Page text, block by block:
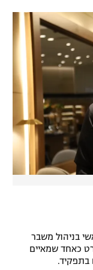
בניהול משבר
כאחד שמאיים